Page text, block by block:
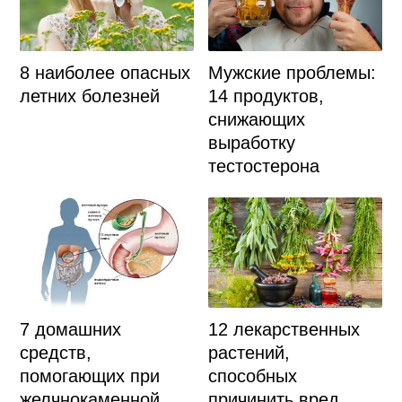
8 наиболее опасных
летних болезней
Мужские проблемы:
14 продуктов,
снижающих
выработку
тестостерона
7 домашних
средств,
помогающих при
12 лекарственных
растений,
способных